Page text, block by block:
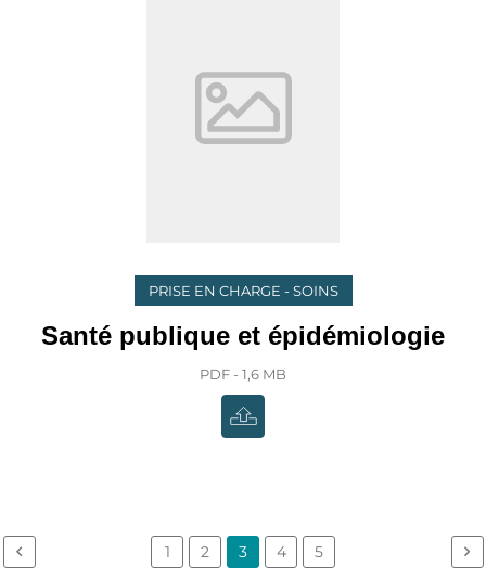
PRISE EN CHARGE - SOINS
Santé publique et épidémiologie
PDF - 1,6 MB
1 2 3 4 5